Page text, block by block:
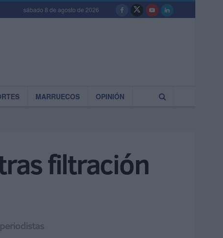
sábado 8 de agosto de 2026
MARRUECOS OPINIÓN
filtración